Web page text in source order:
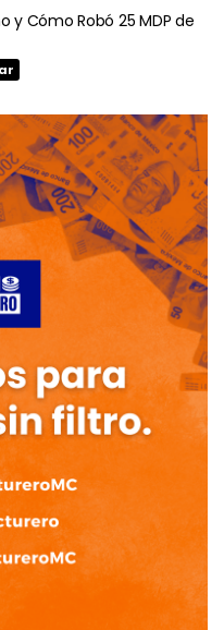
y Cómo Robó 25 MDP de